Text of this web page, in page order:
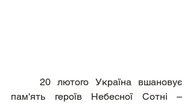
пам'ять героїв Небесної Сотні –